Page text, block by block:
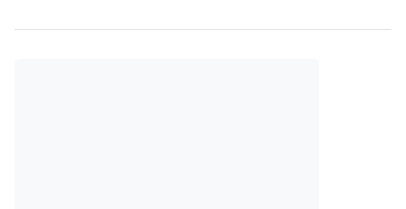
conveniência proporcionada pela tecnologia, também